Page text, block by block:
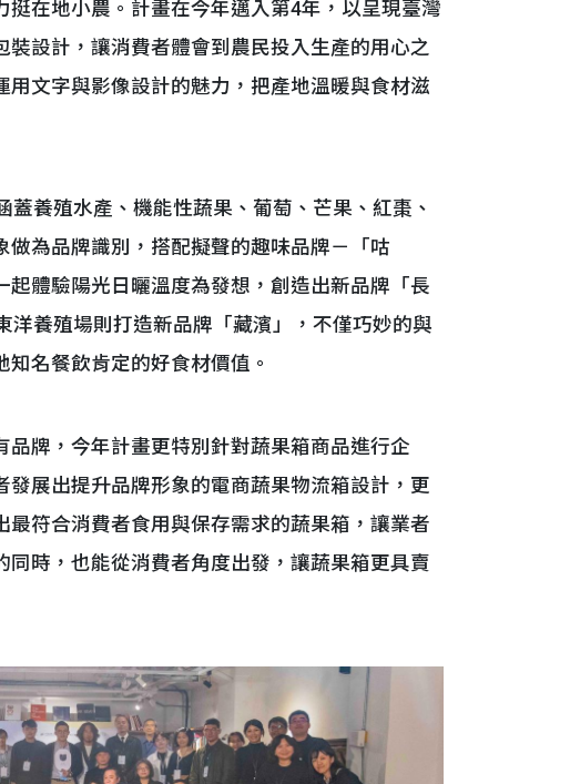
在地小農。計畫在今年邁入第4年，以呈現臺灣
設計，讓消費者體會到農民投入生產的用心之
文字與影像設計的魅力，把產地溫暖與食材滋
養殖水產、機能性蔬果、葡萄、芒果、紅棗、
為品牌識別，搭配擬聲的趣味品牌－「咕
體驗陽光日曬溫度為發想，創造出新品牌「長
洋養殖場則打造新品牌「藏濱」，不僅巧妙的與
名餐飲肯定的好食材價值。
牌，今年計畫更特別針對蔬果箱商品進行企
展出提升品牌形象的電商蔬果物流箱設計，更
符合消費者食用與保存需求的蔬果箱，讓業者
時，也能從消費者角度出發，讓蔬果箱更具賣